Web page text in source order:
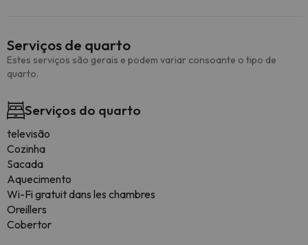
Serviços de quarto
Estes serviços são gerais e podem variar consoante o tipo de
quarto.
Serviços do quarto
televisão
Cozinha
Sacada
Aquecimento
Wi-Fi gratuit dans les chambres
Oreillers
Cobertor